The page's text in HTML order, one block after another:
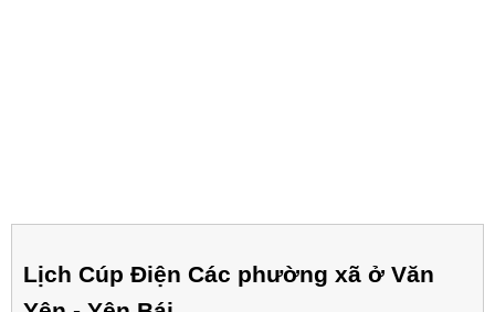
Lịch Cúp Điện Các phường xã ở Văn